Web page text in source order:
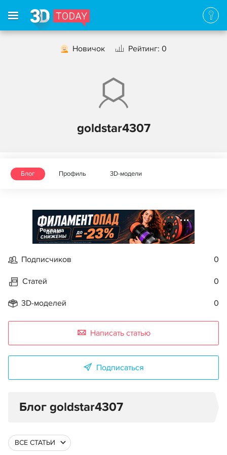
Новичок Рейтинг: 0
goldstar4307
Блог Профиль 3D-модели
Реклама
Подписчиков 0
Статей 0
3D-моделей 0
Написать статью
Подписаться
Блог goldstar4307
ВСЕ СТАТЬИ